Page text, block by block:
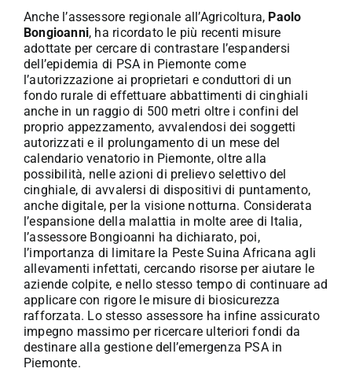
Anche l’assessore regionale all’Agricoltura, Paolo
Bongioanni, ha ricordato le più recenti misure
adottate per cercare di contrastare l’espandersi
dell’epidemia di PSA in Piemonte come
l’autorizzazione ai proprietari e conduttori di un
fondo rurale di effettuare abbattimenti di cinghiali
anche in un raggio di 500 metri oltre i confini del
proprio appezzamento, avvalendosi dei soggetti
autorizzati e il prolungamento di un mese del
calendario venatorio in Piemonte, oltre alla
possibilità, nelle azioni di prelievo selettivo del
cinghiale, di avvalersi di dispositivi di puntamento,
anche digitale, per la visione notturna. Considerata
l’espansione della malattia in molte aree di Italia,
l’assessore Bongioanni ha dichiarato, poi,
l’importanza di limitare la Peste Suina Africana agli
allevamenti infettati, cercando risorse per aiutare le
aziende colpite, e nello stesso tempo di continuare ad
applicare con rigore le misure di biosicurezza
rafforzata. Lo stesso assessore ha infine assicurato
impegno massimo per ricercare ulteriori fondi da
destinare alla gestione dell’emergenza PSA in
Piemonte.